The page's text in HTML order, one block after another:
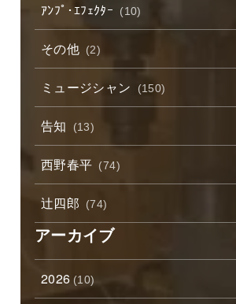
ｱﾝﾌﾟ･ｴﾌｪｸﾀｰ (10)
その他 (2)
ミュージシャン (150)
告知 (13)
西野春平 (74)
辻四郎 (74)
アーカイブ
2026 (10)